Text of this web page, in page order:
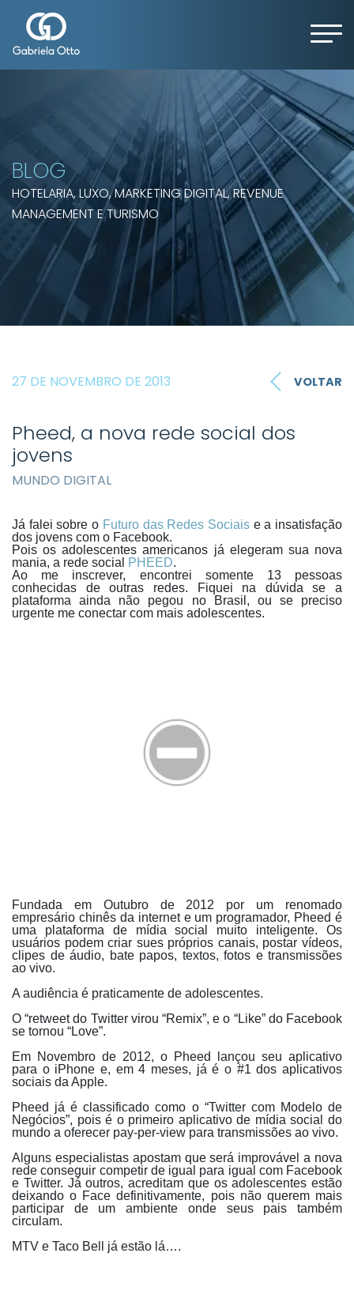
BLOG
HOTELARIA, LUXO, MARKETING DIGITAL, REVENUE
MANAGEMENT E TURISMO
27 DE NOVEMBRO DE 2013 VOLTAR
Pheed, a nova rede social dos
jovens
MUNDO DIGITAL
Já falei sobre o Futuro das Redes Sociaise a insatisfação
dos jovens com o Facebook.
Pois os adolescentes americanos já elegeram sua nova
mania, a rede social
PHEED.
Ao me inscrever, encontrei somente 13 pessoas
conhecidas de outras redes. Fiquei na dúvida se a
plataforma ainda não pegou no Brasil, ou se preciso
urgente me conectar com mais adolescentes.
Fundada em Outubro de 2012 por um renomado
empresário chinês da internet e um programador, Pheed é
uma plataforma de mídia social muito inteligente. Os
usuários podem criar sues próprios canais, postar vídeos,
clipes de áudio, bate papos, textos, fotos e transmissões
ao vivo.
A audiência é praticamente de adolescentes.
O “retweet do Twitter virou “Remix”, e o “Like” do Facebook
se tornou “Love”.
Em Novembro de 2012, o Pheed lançou seu aplicativo
para o iPhone e, em 4 meses, já é o #1 dos aplicativos
sociais da Apple.
Pheed já é classificado como o “Twitter com Modelo de
Negócios”, pois é o primeiro aplicativo de mídia social do
mundo a oferecer pay-per-view para transmissões ao vivo.
Alguns especialistas apostam que será improvável a nova
rede conseguir competir de igual para igual com Facebook
e Twitter. Já outros, acreditam que os adolescentes estão
deixando o Face definitivamente, pois não querem mais
participar de um ambiente onde seus pais também
circulam.
MTV e Taco Bell já estão lá….